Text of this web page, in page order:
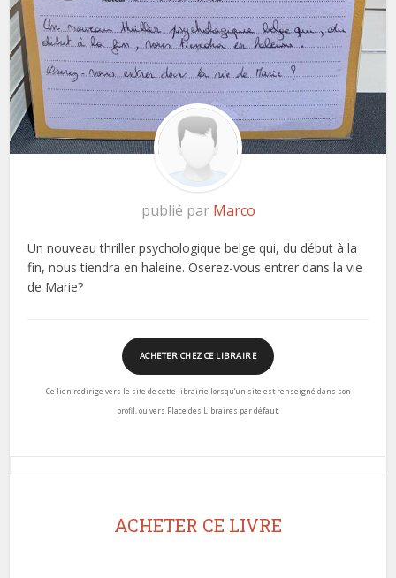
publié par Marco
Un nouveau thriller psychologique belge qui, du début à la
fin, nous tiendra en haleine. Oserez-vous entrer dans la vie
de Marie?
ACHETER CHEZ CE LIBRAIRE
Ce lien redirige vers le site de cette librairie lorsqu’un site est renseigné dans son
profil, ou vers Place des Libraires par défaut.
ACHETER CE LIVRE